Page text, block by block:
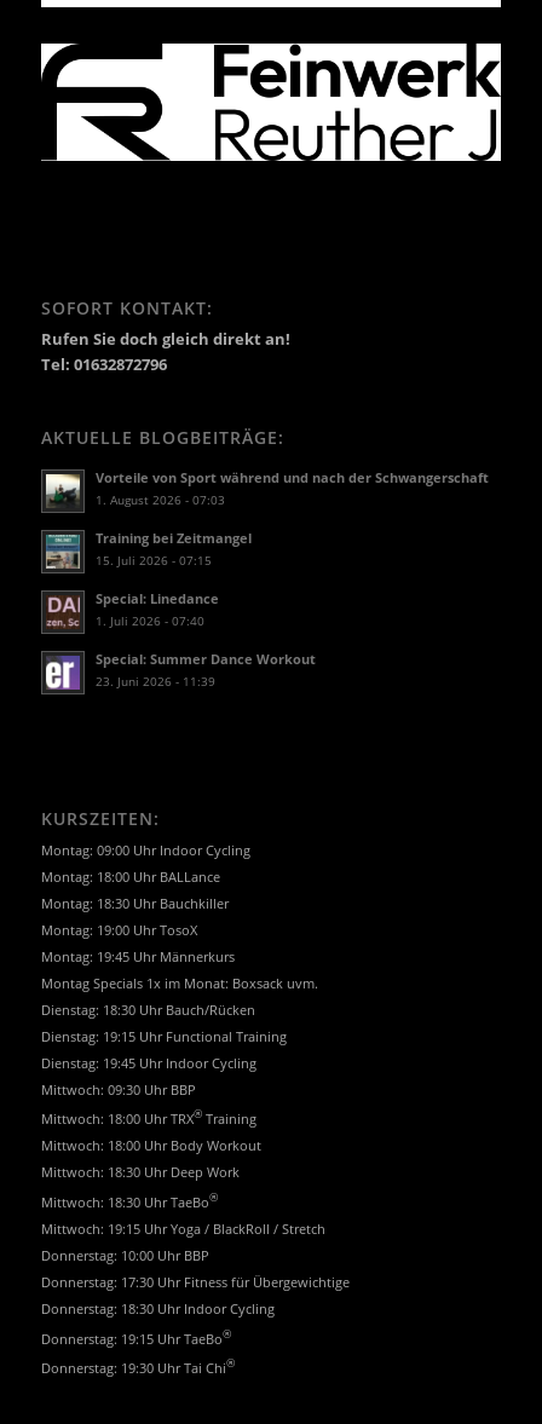
SOFORT KONTAKT:
Rufen Sie doch gleich direkt an!
Tel: 01632872796
AKTUELLE BLOGBEITRÄGE:
Vorteile von Sport während und nach der Schwangerschaft
1. August 2026 - 07:03
Training bei Zeitmangel
15. Juli 2026 - 07:15
Special: Linedance
1. Juli 2026 - 07:40
Special: Summer Dance Workout
23. Juni 2026 - 11:39
KURSZEITEN:
Montag: 09:00 Uhr Indoor Cycling
Montag: 18:00 Uhr BALLance
Montag: 18:30 Uhr Bauchkiller
Montag: 19:00 Uhr TosoX
Montag: 19:45 Uhr Männerkurs
Montag Specials 1x im Monat: Boxsack uvm.
Dienstag: 18:30 Uhr Bauch/Rücken
Dienstag: 19:15 Uhr Functional Training
Dienstag: 19:45 Uhr Indoor Cycling
Mittwoch: 09:30 Uhr BBP
Mittwoch: 18:00 Uhr TRX®Training
Mittwoch: 18:00 Uhr Body Workout
Mittwoch: 18:30 Uhr Deep Work
Mittwoch: 18:30 Uhr TaeBo®
Mittwoch: 19:15 Uhr Yoga / BlackRoll / Stretch
Donnerstag: 10:00 Uhr BBP
Donnerstag: 17:30 Uhr Fitness für Übergewichtige
Donnerstag: 18:30 Uhr Indoor Cycling
Donnerstag: 19:15 Uhr TaeBo®
Donnerstag: 19:30 Uhr Tai Chi®